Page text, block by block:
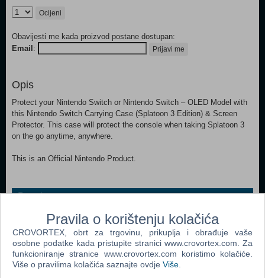
Ocijeni
Obavijesti me kada proizvod postane dostupan:
Email : Prijavi me
Opis
Protect your Nintendo Switch or Nintendo Switch – OLED Model with
this Nintendo Switch Carrying Case (Splatoon 3 Edition) & Screen
Protector. This case will protect the console when taking Splatoon 3
on the go anytime, anywhere.
This is an Official Nintendo Product.
Popularno
Nintendo Classic Mini Super Nintendo Enter. System
(SNES) (N)
PS Move Twin Pack VR PS4
Mitsumi FQ Keyboard Ergonomic KSX-2
Pravila o korištenju kolačića
CROVORTEX, obrt za trgovinu, prikuplja i obrađuje vaše
osobne podatke kada pristupite stranici www.crovortex.com. Za
funkcioniranje stranice www.crovortex.com koristimo kolačiće.
Više o pravilima kolačića saznajte ovdje Više